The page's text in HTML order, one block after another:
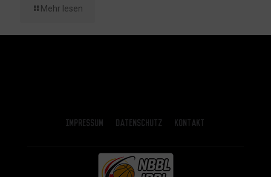
Mehr lesen
Impressum Datenschutz Kontakt